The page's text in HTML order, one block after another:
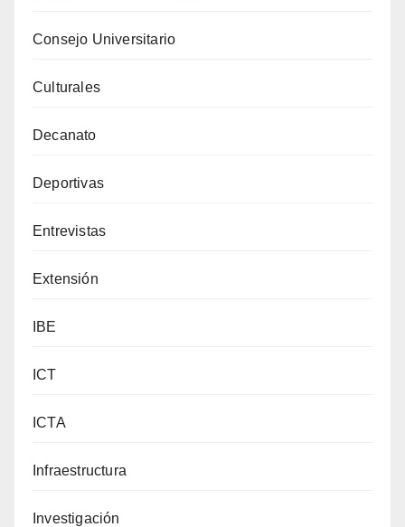
Consejo Universitario
Culturales
Decanato
Deportivas
Entrevistas
Extensión
IBE
ICT
ICTA
Infraestructura
Investigación